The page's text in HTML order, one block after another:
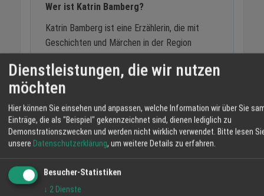
Wer ist Katrin Bamberg?
Katrin Bamberg ist eine Erzählerin, die mit
Geschichten und Märchen in der Region
unterwegs ist. Sie tritt an verschiedenen
Orten in der Ortenau auf - von Kirchen über
Theater bis zu Märktenmärkten.
Wo kann man Katrin Bamberg live erleben?
Die nächsten Termine: 01.-03.05. Bogenwald
Offenburg, 31.05. Theater der 2 Ufer, 12.06.
Kirche Sand, 21.06. Theater der 2 Ufer
Dienstleistungen, die wir nutzen
möchten
Hier können Sie einsehen und anpassen, welche Information wir über Sie
Einträge, die als "Beispiel" gekennzeichnet sind, dienen lediglich zu
Demonstrationszwecken und werden nicht wirklich verwendet. Bitte lesen
unsere Datenschutzerklärung, um weitere Details zu erfahren.
Besucher-Statistiken
↓ 2 Dienste